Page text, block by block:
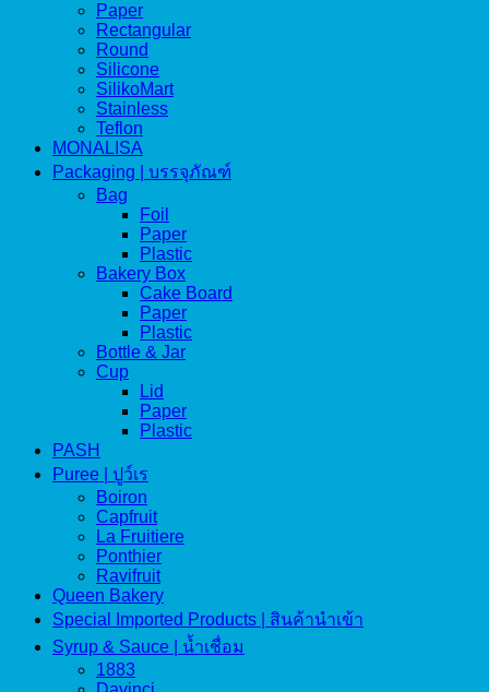
Paper
Rectangular
Round
Silicone
SilikoMart
Stainless
Teflon
MONALISA
Packaging | บรรจุภัณฑ์
Bag
Foil
Paper
Plastic
Bakery Box
Cake Board
Paper
Plastic
Bottle & Jar
Cup
Lid
Paper
Plastic
PASH
Puree | ปูว์เร
Boiron
Capfruit
La Fruitiere
Ponthier
Ravifruit
Queen Bakery
Special Imported Products | สินค้านำเข้า
Syrup & Sauce | น้ำเชื่อม
1883